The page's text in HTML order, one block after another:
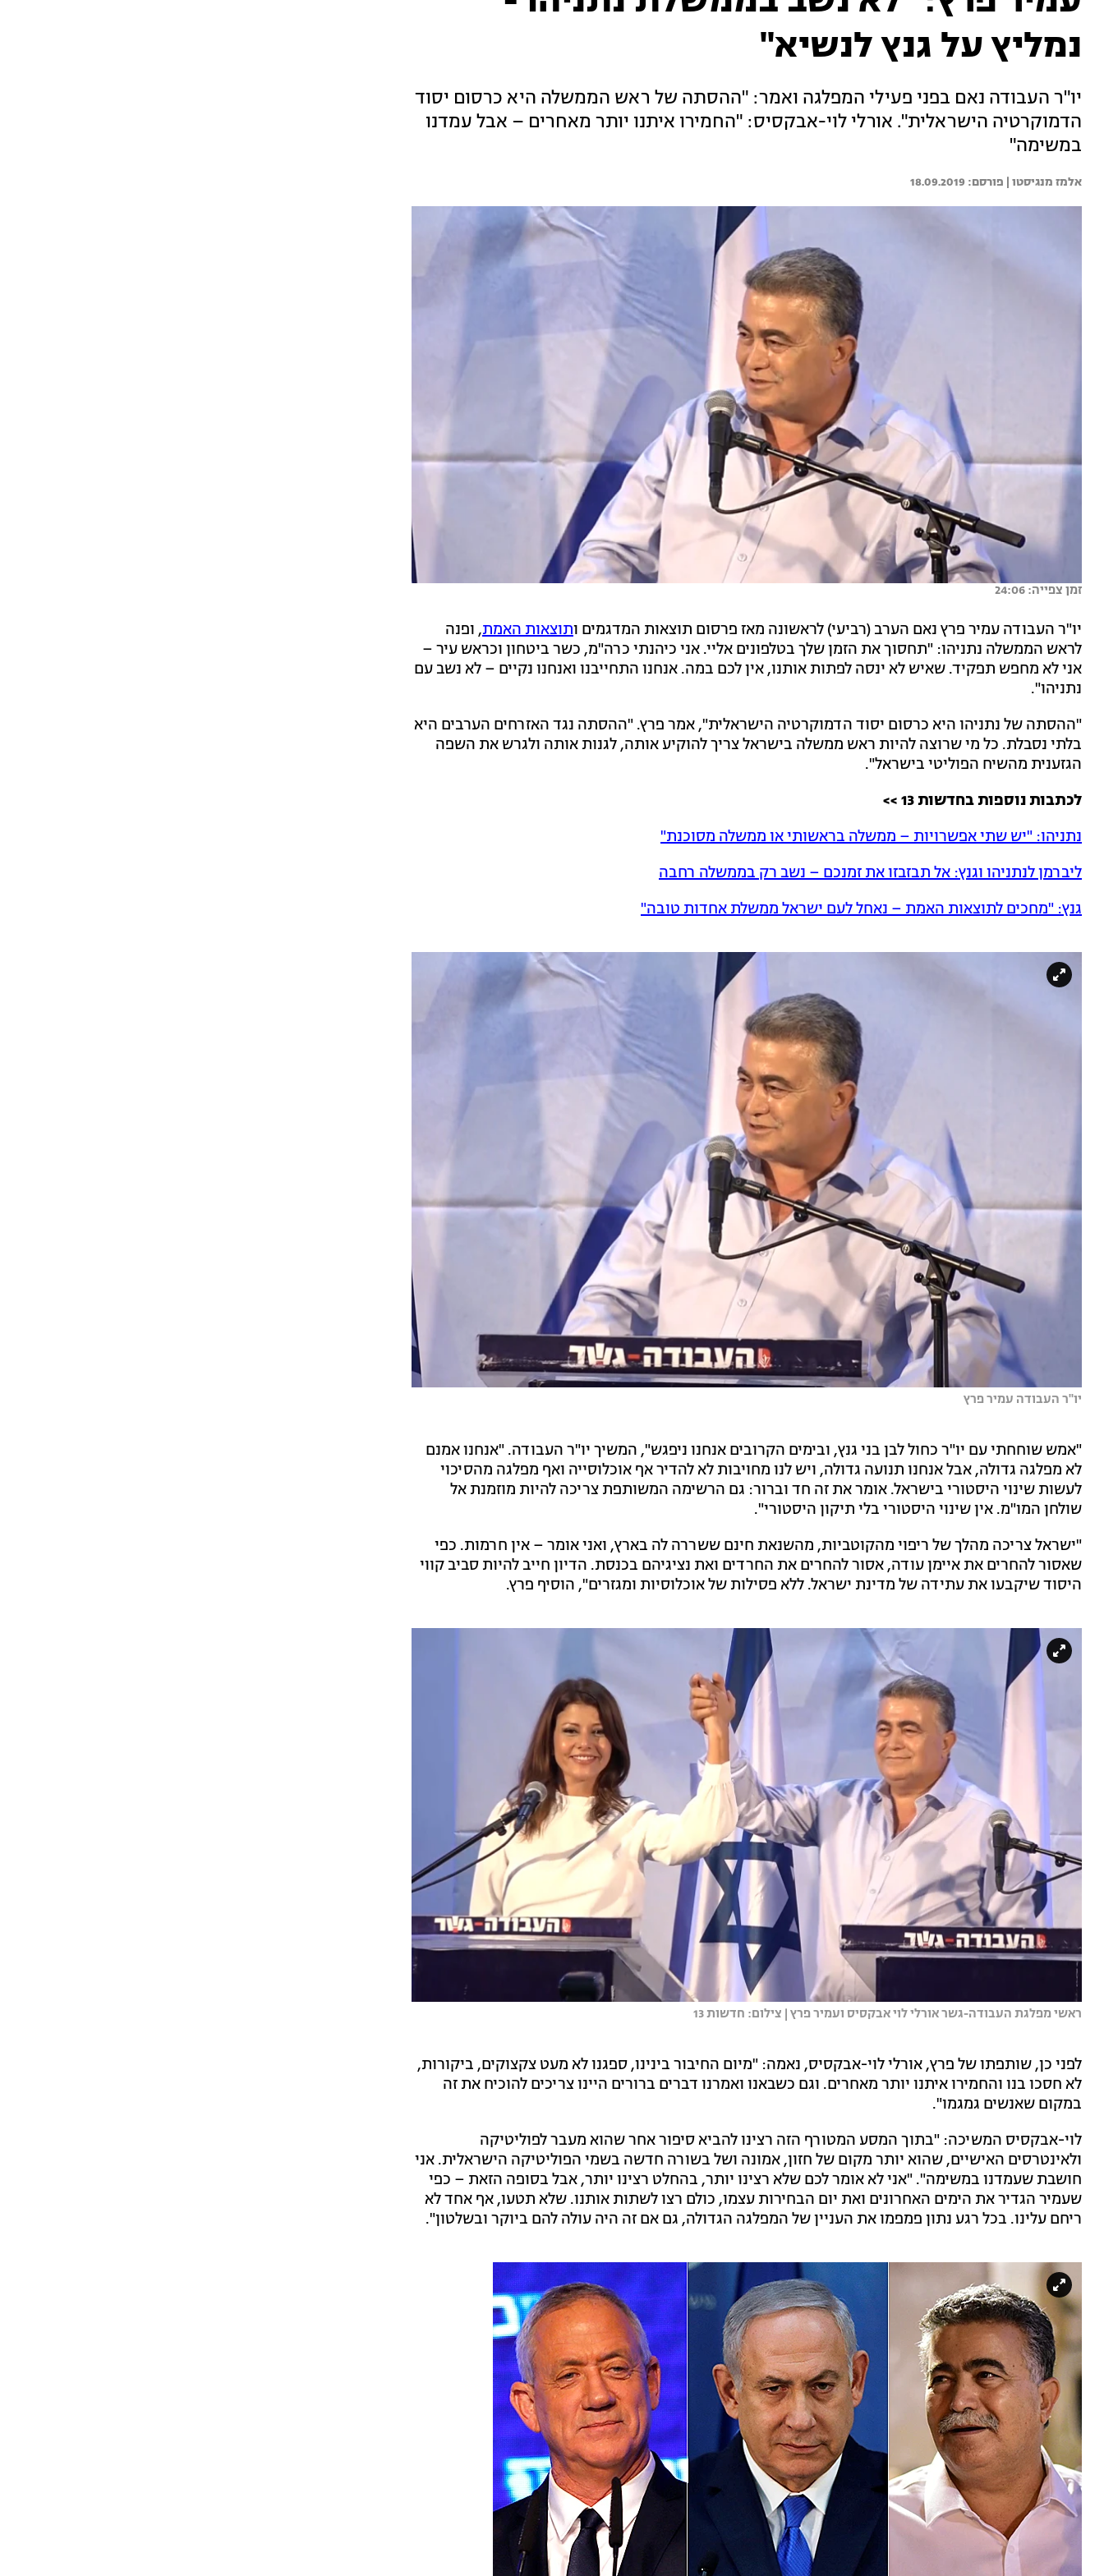
נמליץ על גנץ לנשיא"
יו"ר העבודה נאם בפני פעילי המפלגה ואמר: "ההסתה של ראש הממשלה היא כרסום יסוד
הדמוקרטיה הישראלית". אורלי לוי-אבקסיס: "החמירו איתנו יותר מאחרים – אבל עמדנו
במשימה"
אלמז מנגיסטו | 18.09.2019
זמן צפייה: 24:06
יו"ר העבודה עמיר פרץ נאם הערב (רביעי) לראשונה מאז פרסום תוצאות המדגמים ותוצאות האמת, ופנה
לראש הממשלה נתניהו: "תחסוך את הזמן שלך בטלפונים אליי. אני כיהנתי כרה"מ, כשר ביטחון וכראש עיר –
אני לא מחפש תפקיד. שאיש לא ינסה לפתות אותנו, אין לכם במה. אנחנו התחייבנו ואנחנו נקיים – לא נשב עם
נתניהו".
"ההסתה של נתניהו היא כרסום יסוד הדמוקרטיה הישראלית", אמר פרץ. "ההסתה נגד האזרחים הערבים היא
בלתי נסבלת. כל מי שרוצה להיות ראש ממשלה בישראל צריך להוקיע אותה, לגנות אותה ולגרש את השפה
הגזענית מהשיח הפוליטי בישראל".
לכתבות נוספות בחדשות 13 >>
נתניהו: "יש שתי אפשרויות – ממשלה בראשותי או ממשלה מסוכנת"
ליברמן לנתניהו וגנץ: אל תבזבזו את זמנכם – נשב רק בממשלה רחבה
גנץ: "מחכים לתוצאות האמת – נאחל לעם ישראל ממשלת אחדות טובה"
יו''ר העבודה עמיר פרץ
"אמש שוחחתי עם יו"ר כחול לבן בני גנץ, ובימים הקרובים אנחנו ניפגש", המשיך יו"ר העבודה. "אנחנו אמנם
לא מפלגה גדולה, אבל אנחנו תנועה גדולה, ויש לנו מחויבות לא להדיר אף אוכלוסייה ואף מפלגה מהסיכוי
לעשות שינוי היסטורי בישראל. אומר את זה חד וברור: גם הרשימה המשותפת צריכה להיות מוזמנת אל
שולחן המו"מ. אין שינוי היסטורי בלי תיקון היסטורי".
"ישראל צריכה מהלך של ריפוי מהקוטביות, מהשנאת חינם ששררה לה בארץ, ואני אומר – אין חרמות. כפי
שאסור להחרים את איימן עודה, אסור להחרים את החרדים ואת נציגיהם בכנסת. הדיון חייב להיות סביב קווי
היסוד שיקבעו את עתידה של מדינת ישראל. ללא פסילות של אוכלוסיות ומגזרים", הוסיף פרץ.
ראשי מפלגת העבודה-גשר אורלי לוי אבקסיס ועמיר פרץ | צילום: חדשות 13
לפני כן, שותפתו של פרץ, אורלי לוי-אבקסיס, נאמה: "מיום החיבור בינינו, ספגנו לא מעט צקצוקים, ביקורות,
לא חסכו בנו והחמירו איתנו יותר מאחרים. וגם כשבאנו ואמרנו דברים ברורים היינו צריכים להוכיח את זה
במקום שאנשים גמגמו".
לוי-אבקסיס המשיכה: "בתוך המסע המטורף הזה רצינו להביא סיפור אחר שהוא מעבר לפוליטיקה
ולאינטרסים האישיים, שהוא יותר מקום של חזון, אמונה ושל בשורה חדשה בשמי הפוליטיקה הישראלית. אני
חושבת שעמדנו במשימה". "אני לא אומר לכם שלא רצינו יותר, בהחלט רצינו יותר, אבל בסופה הזאת – כפי
שעמיר הגדיר את הימים האחרונים ואת יום הבחירות עצמו, כולם רצו לשתות אותנו. שלא תטעו, אף אחד לא
ריחם עלינו. בכל רגע נתון פמפמו את העניין של המפלגה הגדולה, גם אם זה היה עולה להם ביוקר ובשלטון".